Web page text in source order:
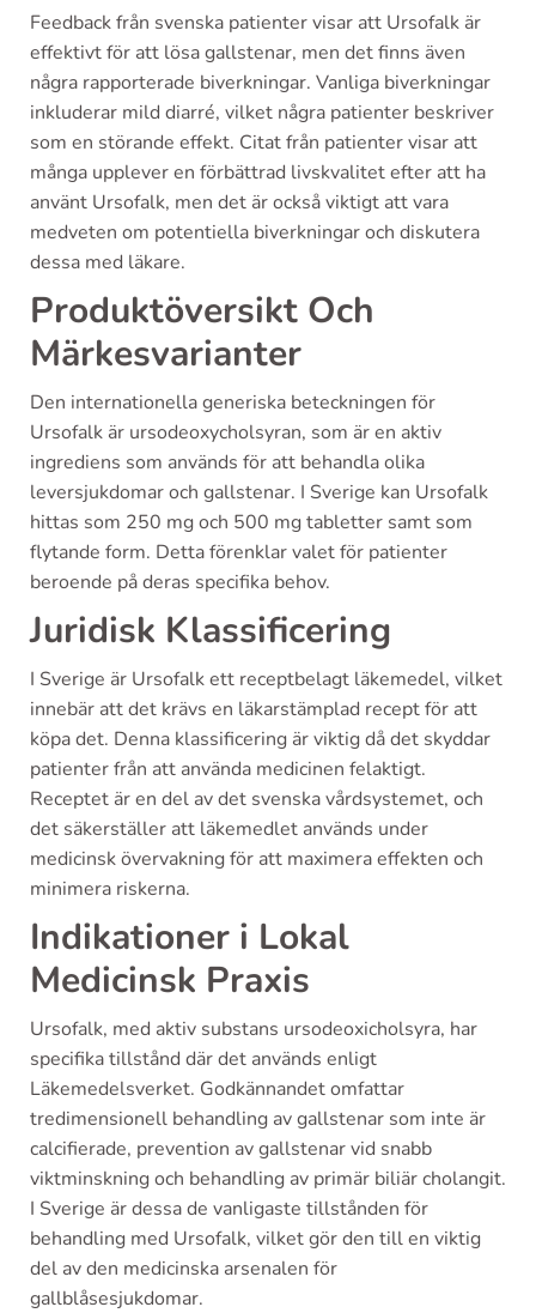
Feedback från svenska patienter visar att Ursofalk är
effektivt för att lösa gallstenar, men det finns även
några rapporterade biverkningar. Vanliga biverkningar
inkluderar mild diarré, vilket några patienter beskriver
som en störande effekt. Citat från patienter visar att
många upplever en förbättrad livskvalitet efter att ha
använt Ursofalk, men det är också viktigt att vara
medveten om potentiella biverkningar och diskutera
dessa med läkare.
Produktöversikt Och
Märkesvarianter
Den internationella generiska beteckningen för
Ursofalk är ursodeoxycholsyran, som är en aktiv
ingrediens som används för att behandla olika
leversjukdomar och gallstenar. I Sverige kan Ursofalk
hittas som 250 mg och 500 mg tabletter samt som
flytande form. Detta förenklar valet för patienter
beroende på deras specifika behov.
Juridisk Klassificering
I Sverige är Ursofalk ett receptbelagt läkemedel, vilket
innebär att det krävs en läkarstämplad recept för att
köpa det. Denna klassificering är viktig då det skyddar
patienter från att använda medicinen felaktigt.
Receptet är en del av det svenska vårdsystemet, och
det säkerställer att läkemedlet används under
medicinsk övervakning för att maximera effekten och
minimera riskerna.
Indikationer i Lokal
Medicinsk Praxis
Ursofalk, med aktiv substans ursodeoxicholsyra, har
specifika tillstånd där det används enligt
Läkemedelsverket. Godkännandet omfattar
tredimensionell behandling av gallstenar som inte är
calcifierade, prevention av gallstenar vid snabb
viktminskning och behandling av primär biliär cholangit.
I Sverige är dessa de vanligaste tillstånden för
behandling med Ursofalk, vilket gör den till en viktig
del av den medicinska arsenalen för
gallblåsesjukdomar.